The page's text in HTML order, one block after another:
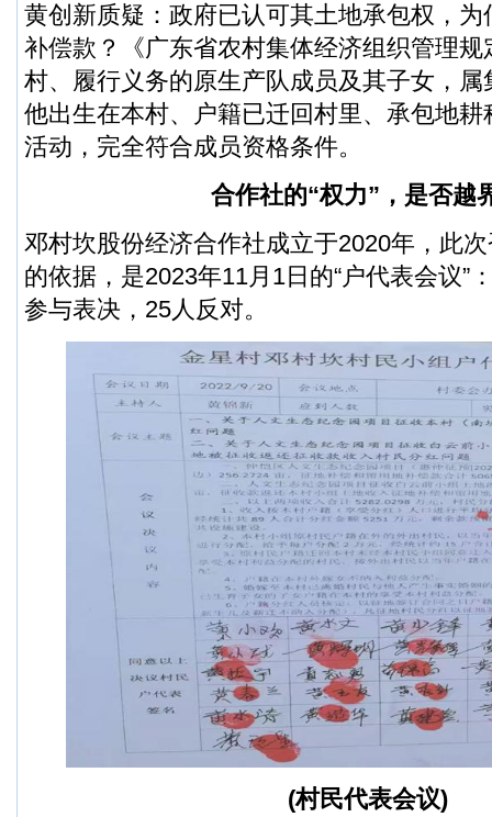
黄创新质疑：政府已认可其土地承包权，
补偿款？《广东省农村集体经济组织管理规
村、履行义务的原生产队成员及其子女，属
他出生在本村、户籍已迁回村里、承包地
活动，完全符合成员资格条件。
合作社的“权力”，是否越
邓村坎股份经济合作社成立于2020年，此
的依据，是2023年11月1日的“户代表会议”
参与表决，25人反对。
(村民代表会议)